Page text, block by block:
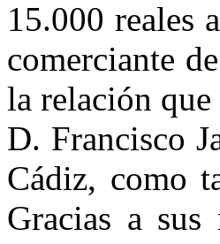
15.000 reales
comerciante
la relación
D. Francisco
Cádiz, como
Gracias a